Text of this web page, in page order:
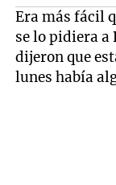
Era más fácil
se lo pidiera a
dijeron que
lunes había